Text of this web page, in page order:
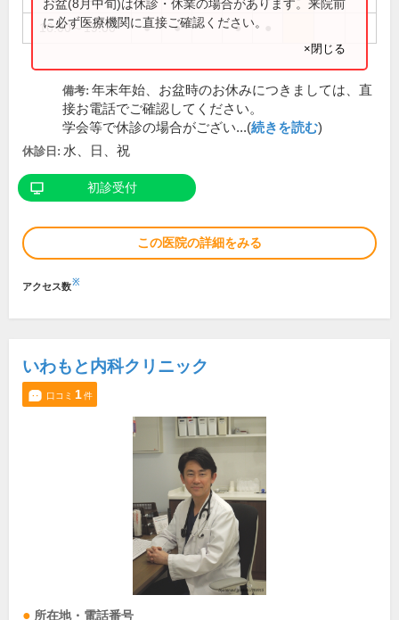
16:00～19:00 ● ● ●
お盆(8月中旬)は休診・休業の場合があります。来院前
に必ず医療機関に直接ご確認ください。
×閉じる
備考: 年末年始、お盆時のお休みにつきましては、直
接お電話でご確認してください。
学会等で休診の場合がござい...(続きを読む)
休診日: 水、日、祝
初診受付
この医院の詳細をみる
アクセス数※
いわもと内科クリニック
口コミ 1件
所在地・電話番号